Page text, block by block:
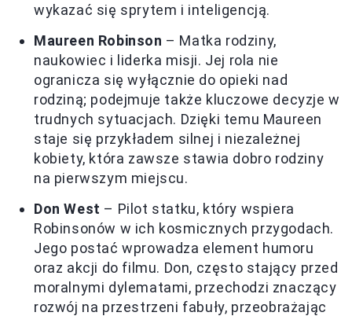
wykazać się sprytem i inteligencją.
Maureen Robinson – Matka rodziny,
naukowiec i liderka misji. Jej rola nie
ogranicza się wyłącznie do opieki nad
rodziną; podejmuje także kluczowe decyzje w
trudnych sytuacjach. Dzięki temu Maureen
staje się przykładem silnej i niezależnej
kobiety, która zawsze stawia dobro rodziny
na pierwszym miejscu.
Don West – Pilot statku, który wspiera
Robinsonów w ich kosmicznych przygodach.
Jego postać wprowadza element humoru
oraz akcji do filmu. Don, często stający przed
moralnymi dylematami, przechodzi znaczący
rozwój na przestrzeni fabuły, przeobrażając